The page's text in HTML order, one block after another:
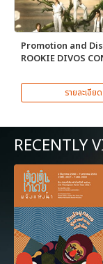
Promotion and
ROOKIE DIVOS
รายละเอียด
RECENTLY